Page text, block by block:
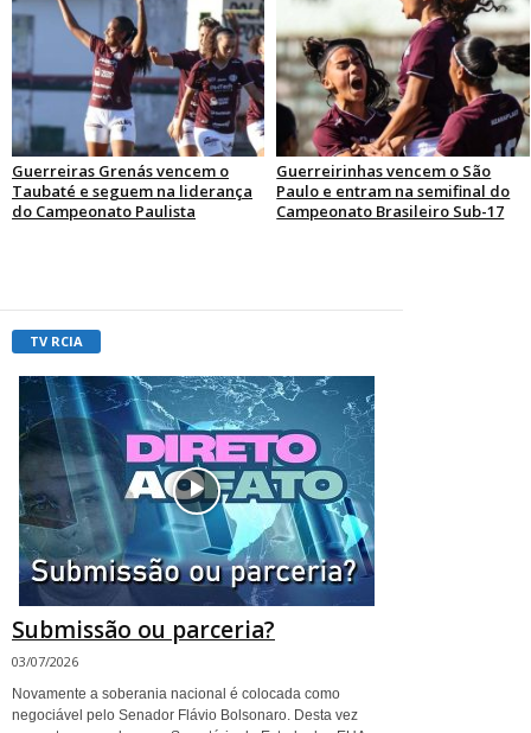
Guerreiras Grenás vencem o
Taubaté e seguem na liderança
do Campeonato Paulista
Guerreirinhas vencem o São
Paulo e entram na semifinal do
Campeonato Brasileiro Sub-17
TV RCIA
Submissão ou parceria?
03/07/2026
Novamente a soberania nacional é colocada como
negociável pelo Senador Flávio Bolsonaro. Desta vez